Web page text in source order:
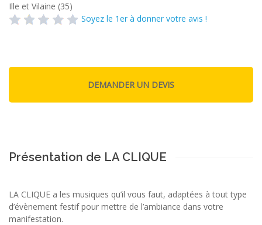
Ille et Vilaine (35)
Soyez le 1er à donner votre avis !
Présentation de LA CLIQUE
LA CLIQUE a les musiques qu’il vous faut, adaptées à tout type
d’évènement festif pour mettre de l’ambiance dans votre
manifestation.